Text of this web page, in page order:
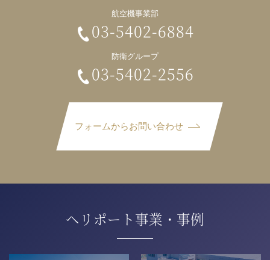
フォームからお問い合わせ
航空機事業部
03-5402-6884
防衛グループ
03-5402-2556
ヘリポート事業・事例